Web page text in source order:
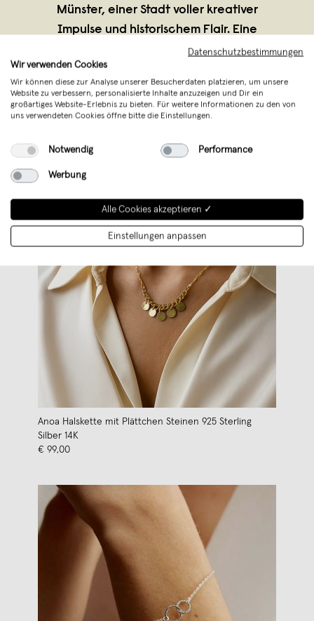
Münster, einer Stadt voller kreativer
Impulse und historischem Flair. Eine
perfekte Kombination aus Moderne und
Weiterlesen
Anoa Halskette mit Plättchen Steinen 925 Sterling
Silber 14K
€ 99,00
Datenschutzbestimmungen
Wir verwenden Cookies
Wir können diese zur Analyse unserer Besucherdaten platzieren, um unsere
Website zu verbessern, personalisierte Inhalte anzuzeigen und Dir ein
großartiges Website-Erlebnis zu bieten. Für weitere Informationen zu den von
uns verwendeten Cookies öffne bitte die Einstellungen.
Notwendig Performance
Werbung
Alle Cookies akzeptieren ✓
Einstellungen anpassen